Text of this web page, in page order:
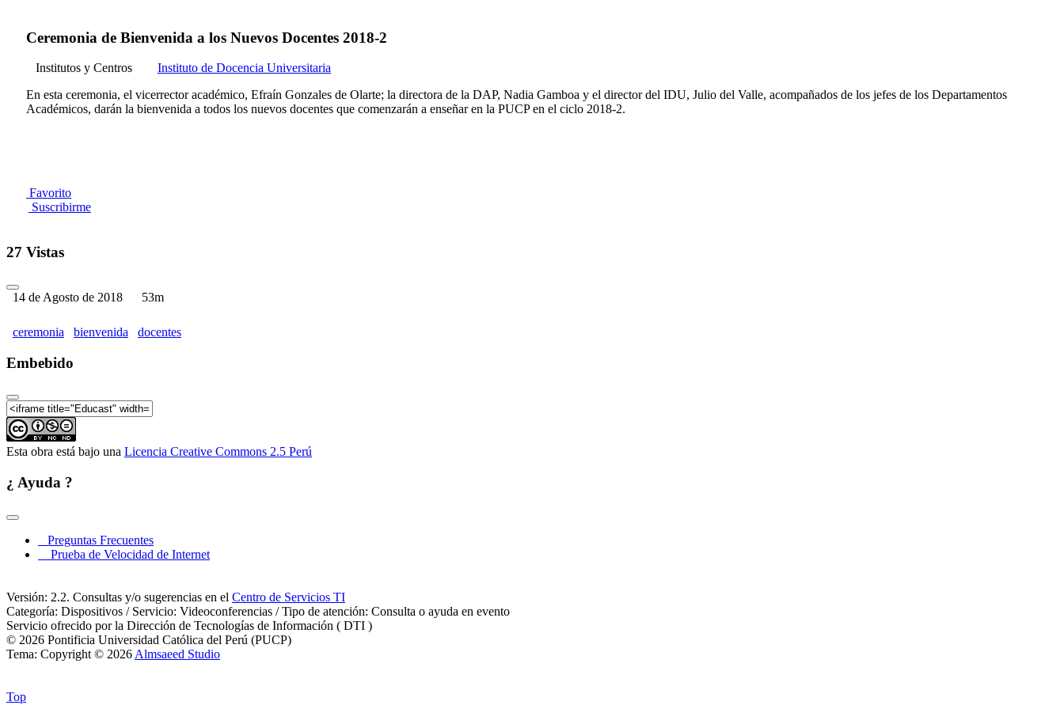
Ceremonia de Bienvenida a los Nuevos Docentes 2018-2
Institutos y Centros
Instituto de Docencia Universitaria
En esta ceremonia, el vicerrector académico, Efraín Gonzales de Olarte; la directora de la DAP, Nadia Gamboa y el director del IDU, Julio del Valle, acompañados de los jefes de los Departamentos
Académicos, darán la bienvenida a todos los nuevos docentes que comenzarán a enseñar en la PUCP en el ciclo 2018-2.
Favorito
Suscribirme
27 Vistas
14 de Agosto de 2018 53m
ceremonia bienvenida docentes
Embebido
Esta obra está bajo una Licencia Creative Commons 2.5 Perú
¿ Ayuda ?
Preguntas Frecuentes
Prueba de Velocidad de Internet
Versión: 2.2. Consultas y/o sugerencias en el Centro de Servicios TI
Categoría: Dispositivos / Servicio: Videoconferencias / Tipo de atención: Consulta o ayuda en evento
Servicio ofrecido por la Dirección de Tecnologías de Información ( DTI )
© 2026 Pontificia Universidad Católica del Perú (PUCP)
Tema: Copyright © 2026 Almsaeed Studio
Top